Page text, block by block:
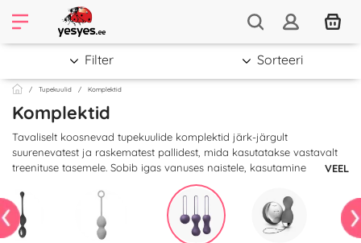
Tupekuulid Komplektid
Filter Sorteeri
Komplektid
Tavaliselt koosnevad tupekuulide komplektid järk-järgult
suurenevatest ja raskematest pallidest, mida kasutatakse vastavalt
treenituse tasemele. Sobib igas vanuses naistele, kasutamine
tugevdab põit, hõlbustab sünnitust, vähendab tupe suurust.
VEEL